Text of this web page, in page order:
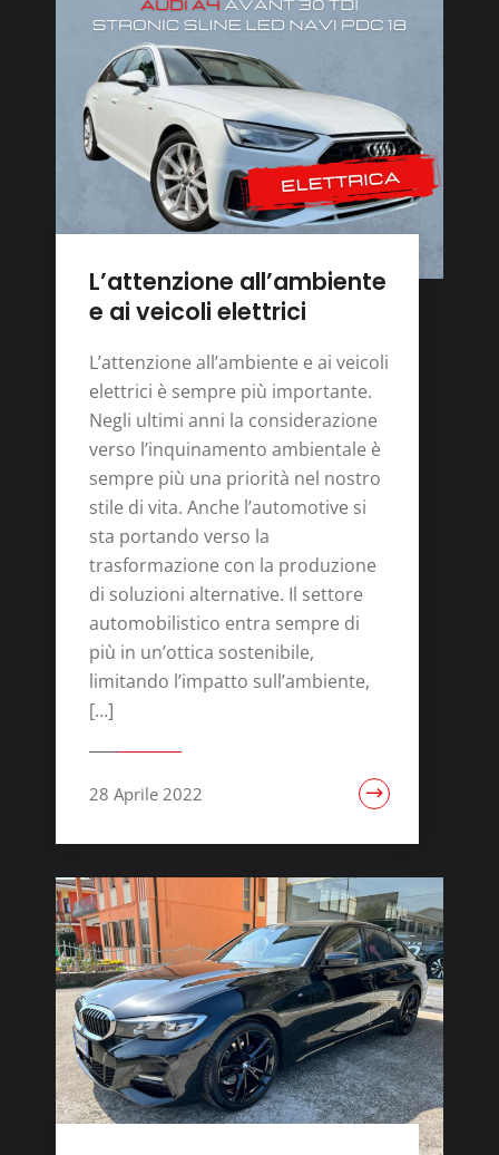
L’attenzione all’ambiente
e ai veicoli elettrici
L’attenzione all’ambiente e ai veicoli
elettrici è sempre più importante.
Negli ultimi anni la considerazione
verso l’inquinamento ambientale è
sempre più una priorità nel nostro
stile di vita. Anche l’automotive si
sta portando verso la
trasformazione con la produzione
di soluzioni alternative. Il settore
automobilistico entra sempre di
più in un’ottica sostenibile,
limitando l’impatto sull’ambiente,
[…]
28 Aprile 2022